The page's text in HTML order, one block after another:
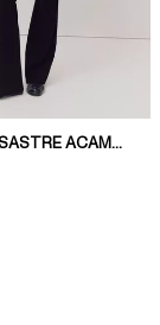
PANTALÓN SASTRE ACAMPANADO